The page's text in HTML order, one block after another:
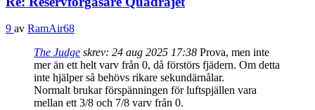
9 av RamAir68
The Judge skrev: 24 aug 2025 17:38 Prova, men inte
mer än ett helt varv från 0, då förstörs fjädern. Om detta
inte hjälper så behövs rikare sekundärnålar.
Normalt brukar förspänningen för luftspjällen vara
mellan ett 3/8 och 7/8 varv från 0.